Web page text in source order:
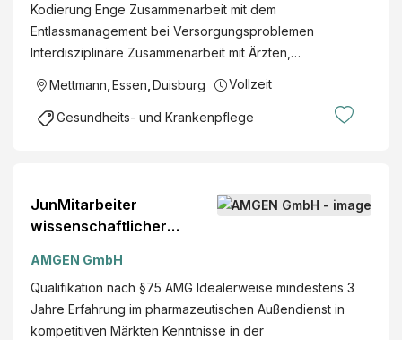
Kodierung Enge Zusammenarbeit mit dem
Entlassmanagement bei Versorgungsproblemen
Interdisziplinäre Zusammenarbeit mit Ärzten,…
Mettmann Essen Duisburg Vollzeit
Gesundheits- und Krankenpflege
JunMitarbeiter
wissenschaftlicher
Hämatologie / Onkologie
SF2, Gebiet: Duisburg-
Essen Germany - Munich
AMGEN GmbH
Qualifikation nach §75 AMG Idealerweise mindestens 3
Jahre Erfahrung im pharmazeutischen Außendienst in
kompetitiven Märkten Kenntnisse in der